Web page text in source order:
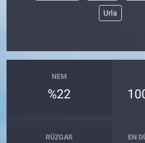
Urla
NEM
%22
RÜZGAR EN